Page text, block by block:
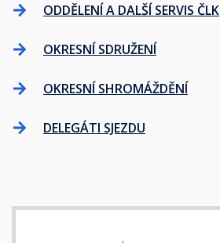
ODDĚLENÍ A DALŠÍ SERVIS ČLK
OKRESNÍ SDRUŽENÍ
OKRESNÍ SHROMÁŽDĚNÍ
DELEGÁTI SJEZDU